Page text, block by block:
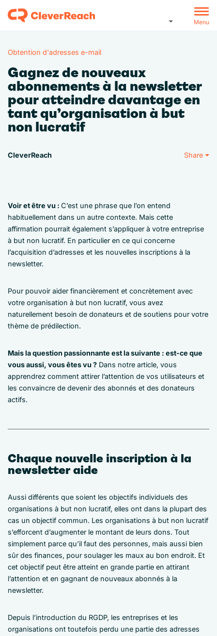
Menu
Obtention d'adresses e-mail
Gagnez de nouveaux
abonnements à la newsletter
pour atteindre davantage en
tant qu’organisation à but
non lucratif
CleverReach Share
Voir et être vu : C’est une phrase que l’on entend
habituellement dans un autre contexte. Mais cette
affirmation pourrait également s’appliquer à votre entreprise
à but non lucratif. En particulier en ce qui concerne
l’acquisition d’adresses et les nouvelles inscriptions à la
newsletter.
Pour pouvoir aider financièrement et concrètement avec
votre organisation à but non lucratif, vous avez
naturellement besoin de donateurs et de soutiens pour votre
thème de prédilection.
Mais la question passionnante est la suivante : est-ce que
vous aussi, vous êtes vu ? Dans notre article, vous
apprendrez comment attirer l’attention de vos utilisateurs et
les convaincre de devenir des abonnés et des donateurs
actifs.
Chaque nouvelle inscription à la
newsletter aide
Aussi différents que soient les objectifs individuels des
organisations à but non lucratif, elles ont dans la plupart des
cas un objectif commun. Les organisations à but non lucratif
s’efforcent d’augmenter le montant de leurs dons. Tout
simplement parce qu’il faut des personnes, mais aussi bien
sûr des finances, pour soulager les maux au bon endroit. Et
cet objectif peut être atteint en grande partie en attirant
l’attention et en gagnant de nouveaux abonnés à la
newsletter.
Depuis l’introduction du RGDP, les entreprises et les
organisations ont toutefois perdu une partie des adresses